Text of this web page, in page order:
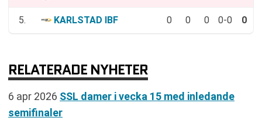
5. KARLSTAD IBF 0 0 0 0-0 0
RELATERADE NYHETER
6 apr 2026 SSL damer i vecka 15 med inledande
semifinaler